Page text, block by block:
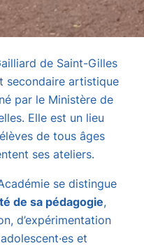
de Saint-Gilles
secondaire artistique
par le Ministère de
Elle est un lieu
de tous âges
ses ateliers.
se distingue
de sa pédagogie,
d’expérimentation
et